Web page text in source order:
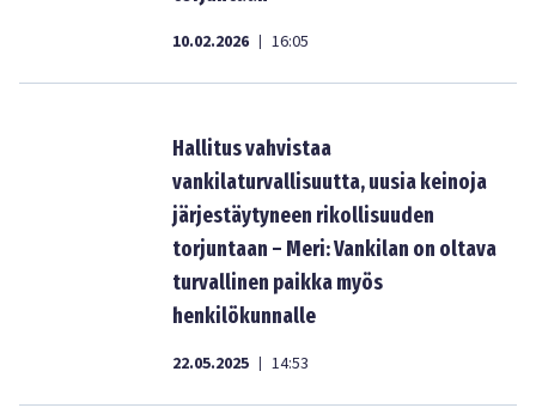
10.02.2026 | 16:05
Hallitus vahvistaa
vankilaturvallisuutta, uusia keinoja
järjestäytyneen rikollisuuden
torjuntaan – Meri: Vankilan on oltava
turvallinen paikka myös
henkilökunnalle
22.05.2025 | 14:53